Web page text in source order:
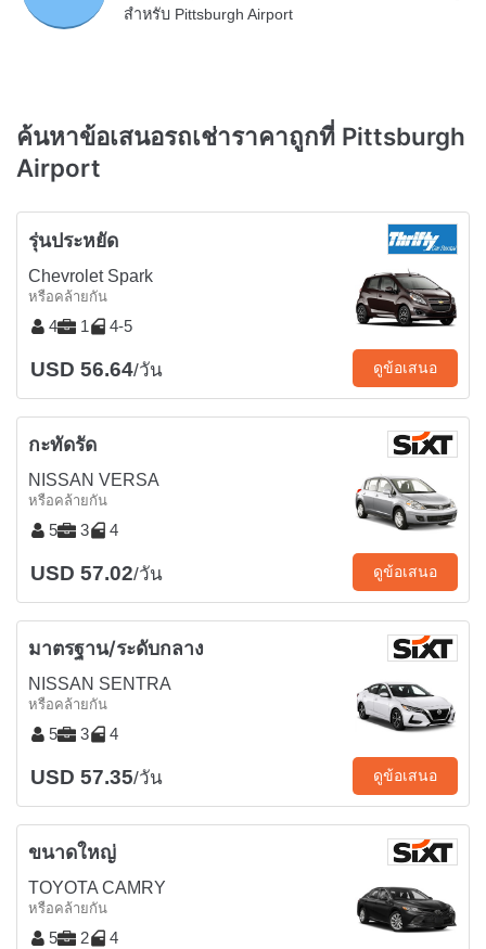
สำหรับ Pittsburgh Airport
ค้นหาข้อเสนอรถเช่าราคาถูกที่ Pittsburgh
Airport
รุ่นประหยัด
Chevrolet Spark
หรือคล้ายกัน
4 1 4-5
USD 56.64/วัน ดูข้อเสนอ
กะทัดรัด
NISSAN VERSA
หรือคล้ายกัน
5 3 4
USD 57.02/วัน ดูข้อเสนอ
มาตรฐาน/ระดับกลาง
NISSAN SENTRA
หรือคล้ายกัน
5 3 4
USD 57.35/วัน ดูข้อเสนอ
ขนาดใหญ่
TOYOTA CAMRY
หรือคล้ายกัน
5 2 4